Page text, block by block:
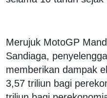
Merujuk MotoGP
Sandiaga,
memberikan dampak
3,57 triliun bagi